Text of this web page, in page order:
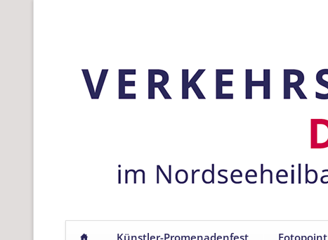
Künstler-Promenadenfest Fotopoint